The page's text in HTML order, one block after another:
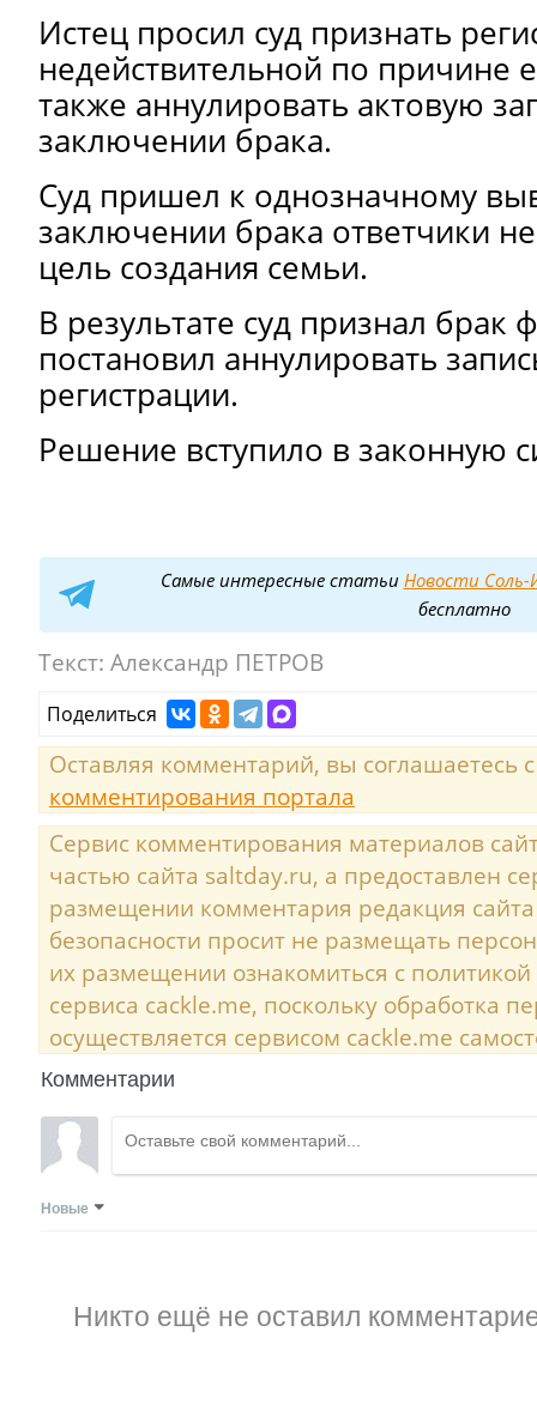
Истец просил суд признать
недействительной по причине
также аннулировать актовую
заключении брака.
Суд пришел к однозначному
заключении брака ответчики
цель создания семьи.
В результате суд признал брак
постановил аннулировать
регистрации.
Решение вступило в законную
Самые интересные статьи Новости Соль-
бесплатно
Текст: Александр ПЕТРОВ
Поделиться
Оставляя комментарий, вы соглашаетесь
комментирования портала
Сервис комментирования материалов
частью сайта saltday.ru, а предоставлен
размещении комментария редакция
безопасности просит не размещать
их размещении ознакомиться с
сервиса cackle.me, поскольку обработка
осуществляется сервисом cackle.me
Комментарии
Новые
Никто ещё не оставил